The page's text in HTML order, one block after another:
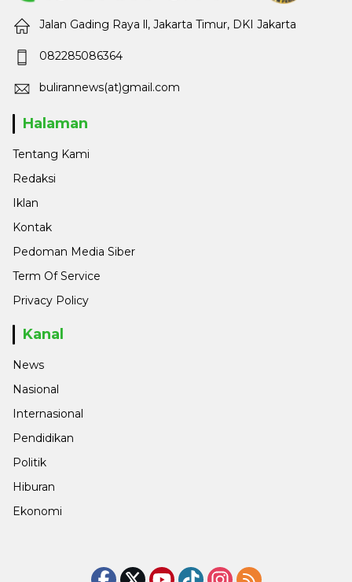
Jalan Gading Raya ll, Jakarta Timur, DKI Jakarta
082285086364
bulirannews(at)gmail.com
Halaman
Tentang Kami
Redaksi
Iklan
Kontak
Pedoman Media Siber
Term Of Service
Privacy Policy
Kanal
News
Nasional
Internasional
Pendidikan
Politik
Hiburan
Ekonomi